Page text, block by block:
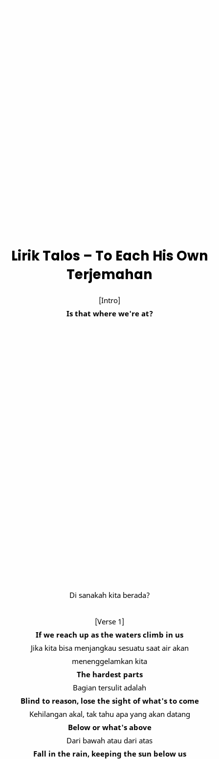
Lirik Talos – To Each His Own
Terjemahan
[Intro]
Is that where we're at?
Di sanakah kita berada?
[Verse 1]
If we reach up as the waters climb in us
Jika kita bisa menjangkau sesuatu saat air akan
menenggelamkan kita
The hardest parts
Bagian tersulit adalah
Blind to reason, lose the sight of what's to come
Kehilangan akal, tak tahu apa yang akan datang
Below or what's above
Dari bawah atau dari atas
Fall in the rain, keeping the sun below us